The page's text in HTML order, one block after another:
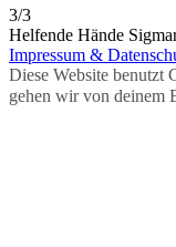
3/3
Helfende Hände
Impressum &
Diese Website benutzt
gehen wir von deinem